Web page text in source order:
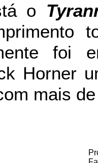
o
foi
Horner
mais